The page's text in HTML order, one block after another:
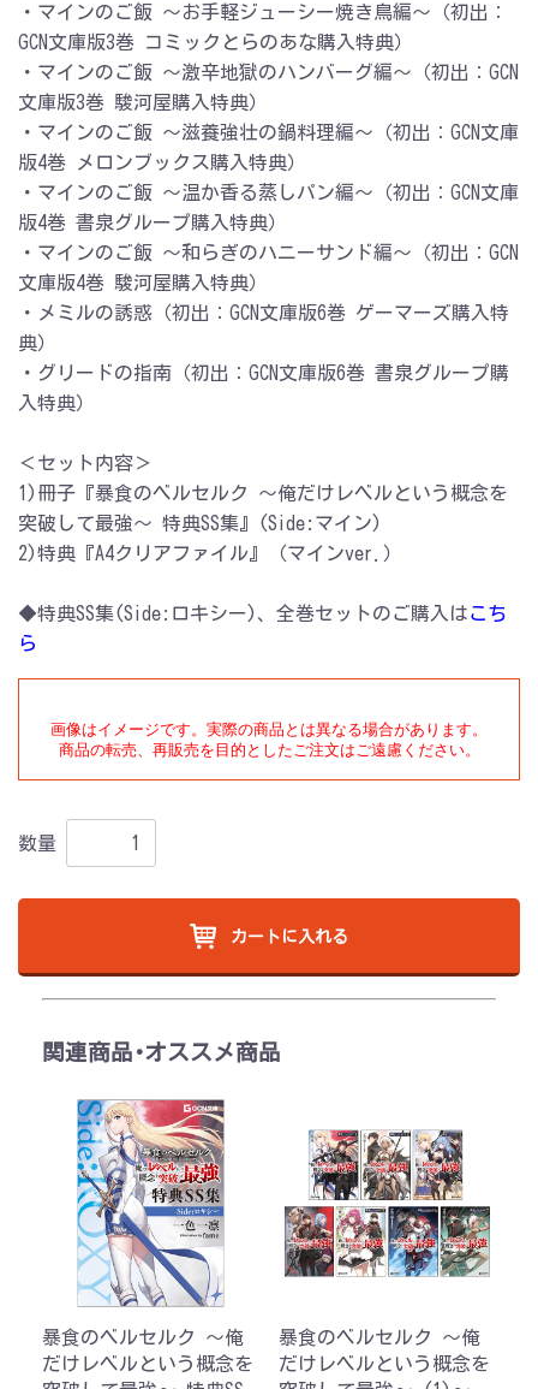
・マインのご飯 ～お手軽ジューシー焼き鳥編～（初出：
GCN文庫版3巻 コミックとらのあな購入特典）
・マインのご飯 ～激辛地獄のハンバーグ編～（初出：GCN
文庫版3巻 駿河屋購入特典）
・マインのご飯 ～滋養強壮の鍋料理編～（初出：GCN文庫
版4巻 メロンブックス購入特典）
・マインのご飯 ～温か香る蒸しパン編～（初出：GCN文庫
版4巻 書泉グループ購入特典）
・マインのご飯 ～和らぎのハニーサンド編～（初出：GCN
文庫版4巻 駿河屋購入特典）
・メミルの誘惑（初出：GCN文庫版6巻 ゲーマーズ購入特
典）
・グリードの指南（初出：GCN文庫版6巻 書泉グループ購
入特典）
＜セット内容＞
1)冊子『暴食のベルセルク ～俺だけレベルという概念を
突破して最強～ 特典SS集』(Side:マイン)
2)特典『A4クリアファイル』（マインver.）
◆特典SS集(Side:ロキシー)、全巻セットのご購入はこち
ら
画像はイメージです。実際の商品とは異なる場合があります。
商品の転売、再販売を目的としたご注文はご遠慮ください。
数量
カートに入れる
関連商品･オススメ商品
暴食のベルセルク ～俺
だけレベルという概念を
暴食のベルセルク ～俺
だけレベルという概念を